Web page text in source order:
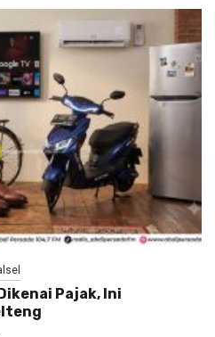
Pajak, Ini